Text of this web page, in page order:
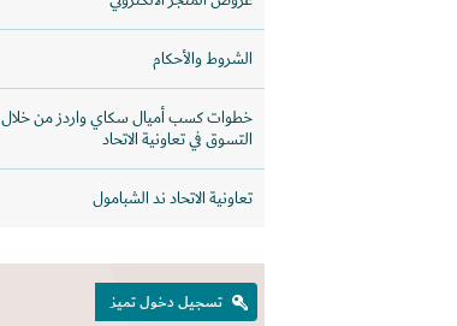
الشروط والأحكام
خطوات كسب أميال سكاي واردز من خلال
التسوق في تعاونية الاتحاد
تعاونية الاتحاد ند الشبامول
تسجيل دخول تميز